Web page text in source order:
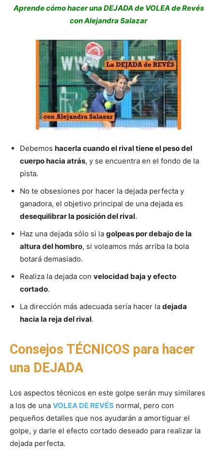
Aprende cómo hacer una DEJADA de VOLEA de Revés
con Alejandra Salazar
Debemos hacerla cuando el rival tiene el peso del
cuerpo hacia atrás, y se encuentra en el fondo de la
pista.
No te obsesiones por hacer la dejada perfecta y
ganadora, el objetivo principal de una dejada es
desequilibrar la posición del rival.
Haz una dejada sólo si la golpeas por debajo de la
altura del hombro, si voleamos más arriba la bola
botará demasiado.
Realiza la dejada con velocidad baja y efecto
cortado.
La dirección más adecuada sería hacer la dejada
hacia la reja del rival.
Consejos TÉCNICOS para hacer
una DEJADA
Los aspectos técnicos en este golpe serán muy similares
a los de una VOLEA DE REVÉS normal, pero con
pequeños detalles que nos ayudarán a amortiguar el
golpe, y darle el efecto cortado deseado para realizar la
dejada perfecta.